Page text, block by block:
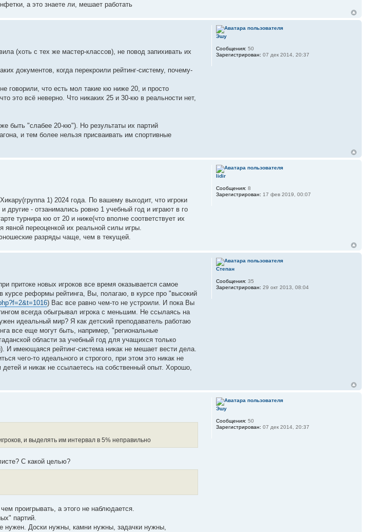
а это знаете ли, мешает работать
(хоть с тех же мастер-классов), не повод запихивать их
документов, когда перекроили рейтинг-систему, почему-
говорили, что есть мол такие кю ниже 20, и просто
это всё неверно. Что никаких 25 и 30-кю в реальности нет,
быть "слабее 20-кю"). Но результаты их партий
и тем более нельзя присваивать им спортивные
Эшу
Сообщения: 50
Зарегистрирован: 07 дек 2014, 20:37
1) 2024 года. По вашему выходит, что игроки
другие - отзанимались ровно 1 учебный год и играют в го
турнира кю от 20 и ниже(что вполне соответствует их
явной переоценкой их реальной силы игры.
разряды чаще, чем в текущей.
lidir
Сообщения: 8
Зарегистрирован: 17 фев 2019, 00:07
притоке новых игроков все время оказывается самое
курсе реформы рейтинга, Вы, полагаю, в курсе про "высокий
) Вас все равно чем-то не устроили. И пока Вы
всегда обыгрывал игрока с меньшим. Не ссылаясь на
идеальный мир? Я как детский преподаватель работаю
все еще могут быть, например, "региональные
области за учебный год для учащихся только
И имеющаяся рейтинг-система никак не мешает вести дела.
чего-то идеального и строгого, при этом это никак не
и никак не ссылаетесь на собственный опыт. Хорошо,
Степан
Сообщения: 35
Зарегистрирован: 29 окт 2013, 08:04
и выделять им интервал в 5% неправильно
С какой целью?
проигрывать, а этого не наблюдается.
партий.
нужен. Доски нужны, камни нужны, задачки нужны,
Эшу
Сообщения: 50
Зарегистрирован: 07 дек 2014, 20:37